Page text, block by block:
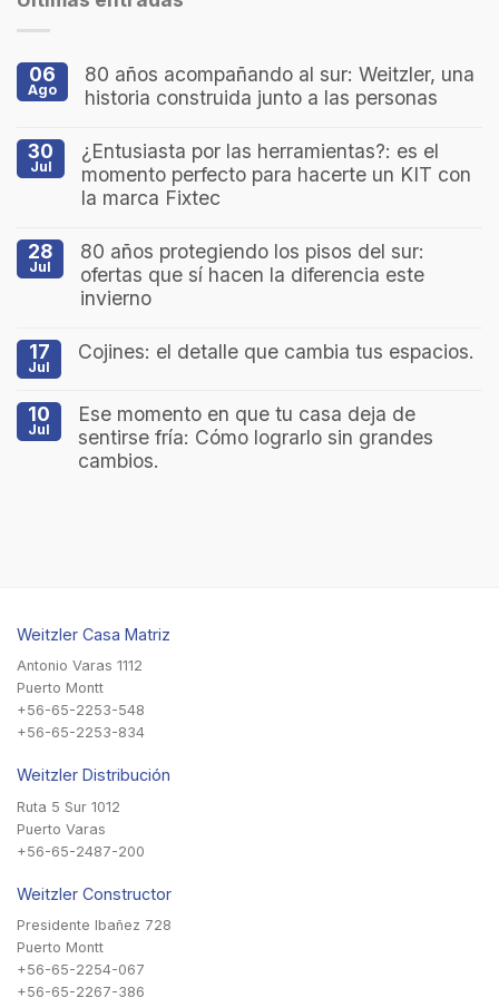
06
Ago
80 años acompañando al sur: Weitzler, una
historia construida junto a las personas
30
Jul
¿Entusiasta por las herramientas?: es el
momento perfecto para hacerte un KIT con
la marca Fixtec
28
Jul
80 años protegiendo los pisos del sur:
ofertas que sí hacen la diferencia este
invierno
17
Jul
Cojines: el detalle que cambia tus espacios.
10
Jul
Ese momento en que tu casa deja de
sentirse fría: Cómo lograrlo sin grandes
cambios.
Weitzler Casa Matriz
Antonio Varas 1112
Puerto Montt
+56-65-2253-548
+56-65-2253-834
Weitzler Distribución
Ruta 5 Sur 1012
Puerto Varas
+56-65-2487-200
Weitzler Constructor
Presidente Ibañez 728
Puerto Montt
+56-65-2254-067
+56-65-2267-386